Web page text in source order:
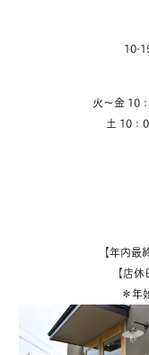
10-
火～金 10
土 10：
【年内
【店
＊年